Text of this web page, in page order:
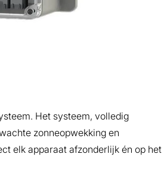
Het systeem, volledig
zonneopwekking en
elk apparaat afzonderlijk én op het